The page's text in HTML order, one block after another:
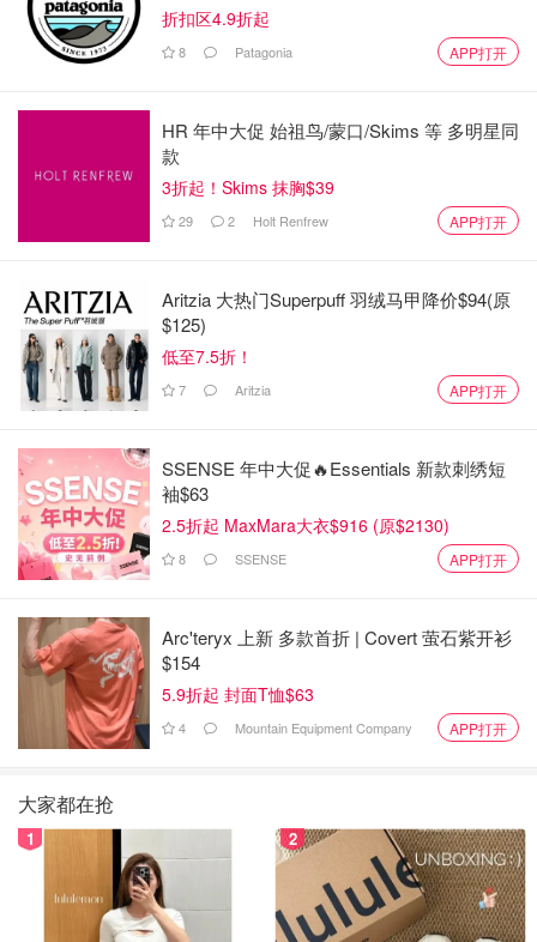
折扣区4.9折起
8 Patagonia APP打开
HR 年中大促 始祖鸟/蒙口/Skims 等 多明星同
款
3折起！Skims 抹胸$39
29 2 Holt Renfrew APP打开
Aritzia 大热门Superpuff 羽绒马甲降价$94(原
$125)
低至7.5折！
7 Aritzia APP打开
SSENSE 年中大促🔥Essentials 新款刺绣短
袖$63
2.5折起 MaxMara大衣$916 (原$2130)
8 SSENSE APP打开
Arc'teryx 上新 多款首折 | Covert 萤石紫开衫
$154
5.9折起 封面T恤$63
4 Mountain Equipment Company APP打开
大家都在抢
1 2